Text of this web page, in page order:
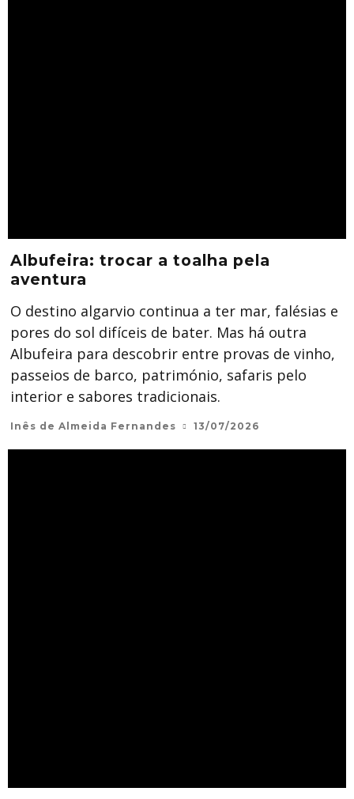
Albufeira: trocar a toalha pela
aventura
O destino algarvio continua a ter mar, falésias e
pores do sol difíceis de bater. Mas há outra
Albufeira para descobrir entre provas de vinho,
passeios de barco, património, safaris pelo
interior e sabores tradicionais.
Inês de Almeida Fernandes 13/07/2026